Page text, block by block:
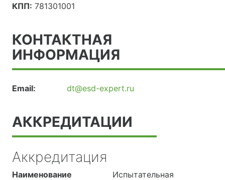
КПП: 781301001
КОНТАКТНАЯ
ИНФОРМАЦИЯ
Email: dt@esd-expert.ru
АККРЕДИТАЦИИ
Аккредитация
Наименование
Испытательная